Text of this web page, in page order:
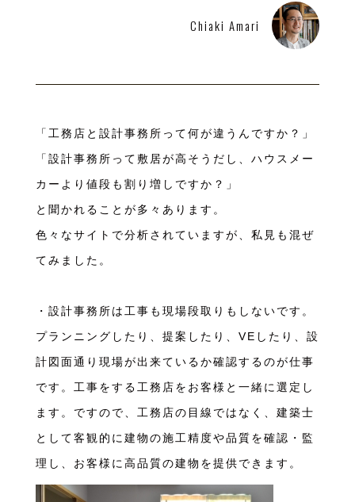
Chiaki Amari
「工務店と設計事務所って何が違うんですか？」
「設計事務所って敷居が高そうだし、ハウスメー
カーより値段も割り増しですか？」
と聞かれることが多々あります。
色々なサイトで分析されていますが、私見も混ぜ
てみました。
・設計事務所は工事も現場段取りもしないです。
プランニングしたり、提案したり、VEしたり、設
計図面通り現場が出来ているか確認するのが仕事
です。工事をする工務店をお客様と一緒に選定し
ます。ですので、工務店の目線ではなく、建築士
として客観的に建物の施工精度や品質を確認・監
理し、お客様に高品質の建物を提供できます。